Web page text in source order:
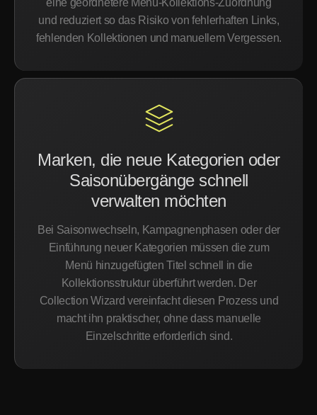
eine geordnetere Menü-Kollektions-Zuordnung
und reduziert so das Risiko von fehlerhaften Links,
fehlenden Kollektionen und manuellem Vergessen.
Marken, die neue Kategorien oder
Saisonübergänge schnell
verwalten möchten
Bei Saisonwechseln, Kampagnenphasen oder der
Einführung neuer Kategorien müssen die zum
Menü hinzugefügten Titel schnell in die
Kollektionsstruktur überführt werden. Der
Collection Wizard vereinfacht diesen Prozess und
macht ihn praktischer, ohne dass manuelle
Einzelschritte erforderlich sind.